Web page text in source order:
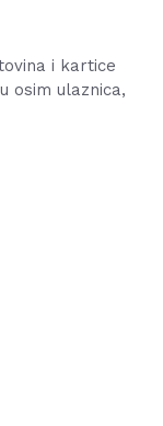
i kartice
osim ulaznica,